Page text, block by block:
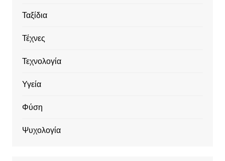
Ταξίδια
Τέχνες
Τεχνολογία
Υγεία
Φύση
Ψυχολογία